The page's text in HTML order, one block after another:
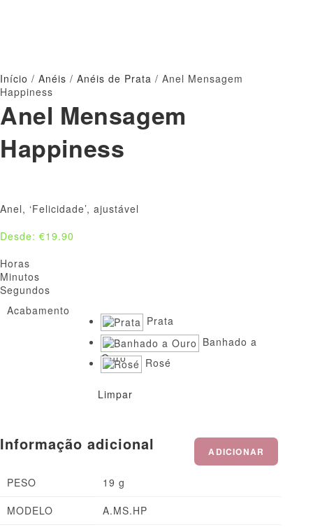
Início / Anéis / Anéis de Prata / Anel Mensagem
Happiness
Anel Mensagem
Happiness
Anel, ‘Felicidade’, ajustável
Desde: €19.90
Horas
Minutos
Segundos
Acabamento
Limpar
ADICIONAR
Informação adicional
PESO
19 g
MODELO
A.MS.HP